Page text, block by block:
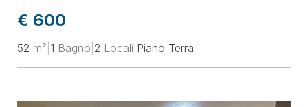
€ 600
52 m² 1 Bagno 2 Locali Piano Terra